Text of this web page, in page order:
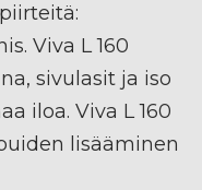
Viva L 160
sivulasit ja iso
iloa. Viva L 160
lisääminen